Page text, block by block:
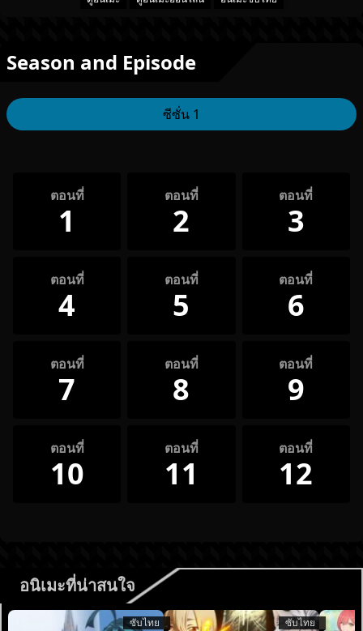
Season and Episode
ซีซั่น 1
ตอนที่
1
ตอนที่
2
ตอนที่
3
ตอนที่
4
ตอนที่
5
ตอนที่
6
ตอนที่
7
ตอนที่
8
ตอนที่
9
ตอนที่
10
ตอนที่
11
ตอนที่
12
อนิเมะที่น่าสนใจ
ซับไทย
ซับไทย